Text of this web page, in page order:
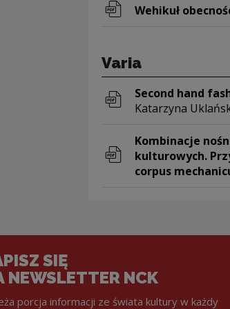
Wehikuł
Varia
Second hand
Katarzyna
Kombinacje
kulturowych.
corpus
SIĘ
NEWSLETTER NCK
porcja informacji ze świata kultury w każdy